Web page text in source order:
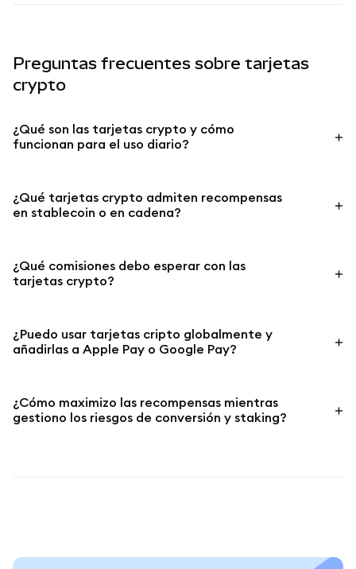
Preguntas frecuentes sobre tarjetas
crypto
¿Qué son las tarjetas crypto y cómo
funcionan para el uso diario?
¿Qué tarjetas crypto admiten recompensas
en stablecoin o en cadena?
¿Qué comisiones debo esperar con las
tarjetas crypto?
¿Puedo usar tarjetas cripto globalmente y
añadirlas a Apple Pay o Google Pay?
¿Cómo maximizo las recompensas mientras
gestiono los riesgos de conversión y staking?